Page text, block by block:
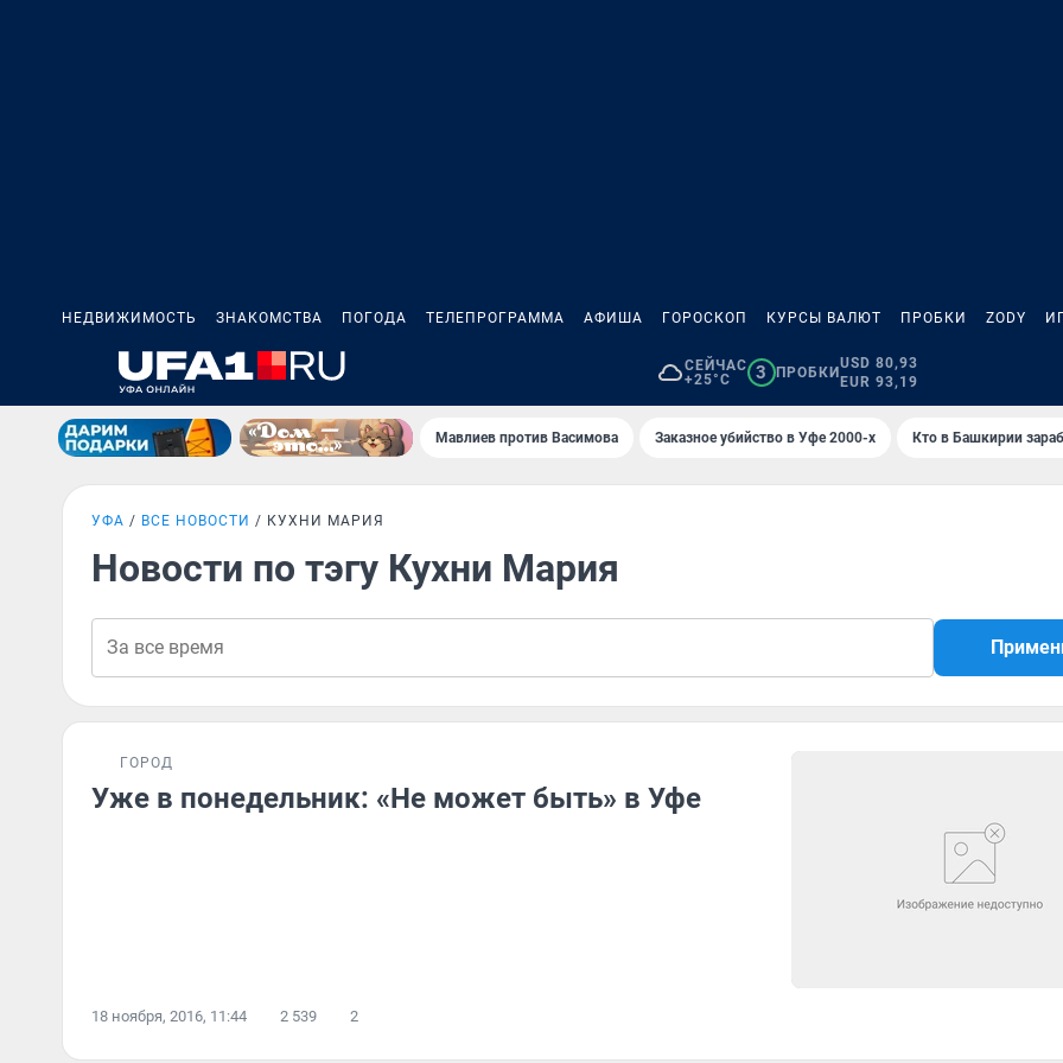
НЕДВИЖИМОСТЬ ЗНАКОМСТВА ПОГОДА ТЕЛЕПРОГРАММА АФИША ГОРОСКОП КУРСЫ ВАЛЮТ ПРОБКИ ZODY
СЕЙЧАС
+25°C
3 ПРОБКИ
USD 80,93
EUR 93,19
Мавлиев против Васимова Заказное убийство в Уфе 2000-х Кто в Башкирии
УФА ВСЕ НОВОСТИ КУХНИ МАРИЯ
Новости по тэгу Кухни Мария
ГОРОД
Уже в понедельник: «Не может быть» в Уфе
18 ноября, 2016, 11:44 2 539 2